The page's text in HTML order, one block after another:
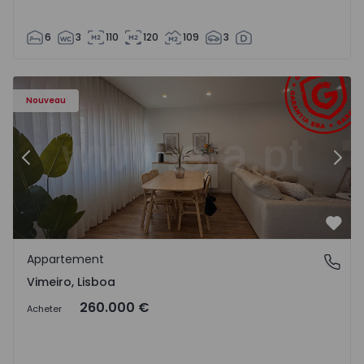
6 3 110 120 109 3
Nouveau
Appartement T1 Lourinhã, Vimeiro - 1575406 - 1
Précédent
Vimeiro, Lisboa
Appartement
Vimeiro, Lisboa
Acheter 260.000 €